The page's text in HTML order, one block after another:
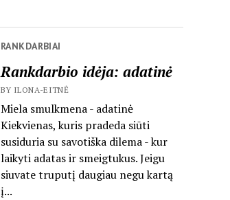
RANKDARBIAI
Rankdarbio idėja: adatinė
BY ILONA-EITNĖ
Miela smulkmena - adatinė
Kiekvienas, kuris pradeda siūti
susiduria su savotiška dilema - kur
laikyti adatas ir smeigtukus. Jeigu
siuvate truputį daugiau negu kartą
į...